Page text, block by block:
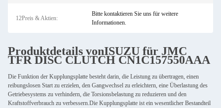
12Preis & Aktien:
Bitte kontaktieren Sie uns für weitere
Informationen.
Produktdetails vonISUZU für JMC
TFR DISC CLUTCH CN1C157550AAA
Die Funktion der Kupplungsplatte besteht darin, die Leistung zu übertragen, einen
reibungslosen Start zu erzielen, den Gangwechsel zu erleichtern, eine Überlastung des
Getriebesystems zu verhindern, die Torsionsbelastung zu reduzieren und den
Kraftstoffverbrauch zu verbessern.Die Kupplungsplatte ist ein wesentlicher Bestandteil